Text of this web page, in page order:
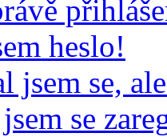
heslo!
jsem se,
se